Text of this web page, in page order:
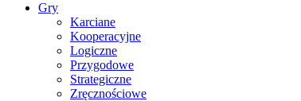
Gry
Karciane
Kooperacyjne
Logiczne
Przygodowe
Strategiczne
Zręcznościowe